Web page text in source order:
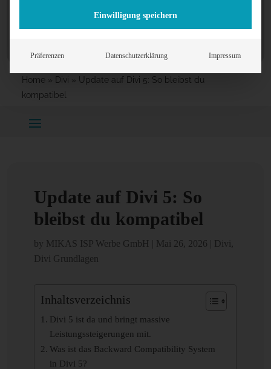
Home » Divi » Update auf Divi 5: So bleibst du
kompatibel
Update auf Divi 5: So
bleibst du kompatibel
by MIKAS ISP Werbe GmbH Mai 26, 2026 Divi,
Divi Grundlagen
Inhaltsverzeichnis
Divi 5 ist da und bringt massive
Leistungssteigerungen mit.
Was ist das Backward Compatibility System
in Divi 5?
Einwilligung speichern
Präferenzen Datenschutzerklärung Impressum